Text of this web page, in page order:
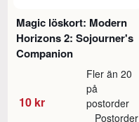
Magic löskort: Modern
Horizons 2: Sojourner's
Companion
10 kr
Fler än 20
på
postorder
Postorder